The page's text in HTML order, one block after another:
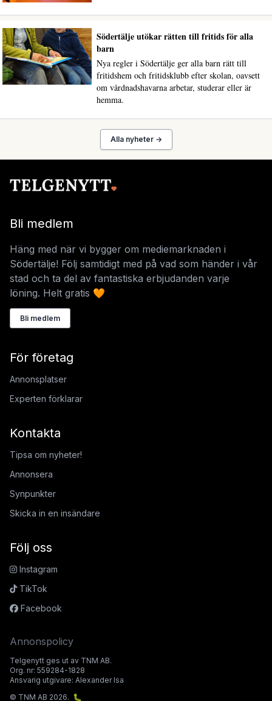
Södertälje utökar rätten till fritids för alla
barn
Nya regler i Södertälje ger alla barn rätt till
fritidshem och fritidsklubb efter skolan, oavsett
om vårdnadshavarna arbetar, studerar eller är
hemma.
Alla nyheter →
Bli medlem
Häng med när vi bygger om mediemarknaden i
Södertälje! Följ samtidigt med på vad som händer i vår
stad och ta del av fantastiska erbjudanden varje
löning. Helt gratis 🧡
Bli medlem
För företag
Annonsplatser
Experten förklarar
Kontakta
Tipsa om nyheter!
Annonsera
Synpunkter
Skicka in en insändare
Följ oss
Instagram
TikTok
Facebook
Annonspolicy
Telgenytt ges ut av TNM AB.
Org. nr: 559284-1828
Ansvarig utgivare: Alexander Isa
© TNM AB 2026. 🐛